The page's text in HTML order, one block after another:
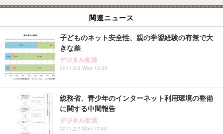
関連ニュース
子どものネット安全性、親の学習経験の有無で大
きな差
デジタル生活
2011.2.9 Wed 12:30
総務省、青少年のインターネット利用環境の整備
に関する中間報告
デジタル生活
2011.2.7 Mon 17:49